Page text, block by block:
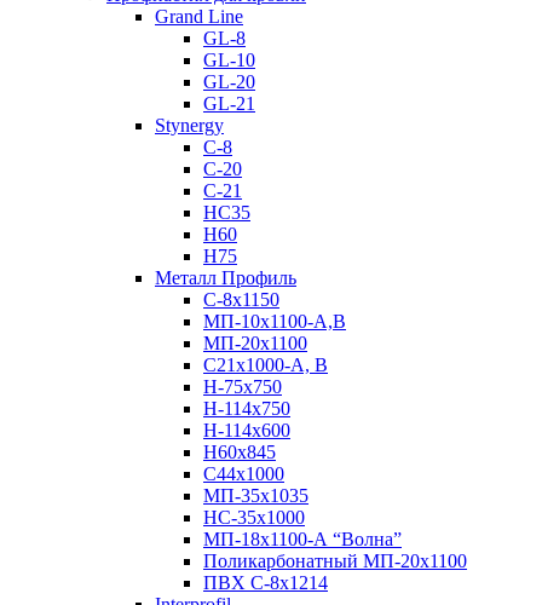
Grand Line
GL-8
GL-10
GL-20
GL-21
Stynergy
C-8
C-20
C-21
НС35
Н60
H75
Металл Профиль
С-8х1150
МП-10x1100-А,В
МП-20х1100
С21х1000-А, В
H-75х750
Н-114х750
Н-114х600
Н60х845
С44х1000
МП-35х1035
НС-35х1000
МП-18х1100-А “Волна”
Поликарбонатный МП-20х1100
ПВХ С-8х1214